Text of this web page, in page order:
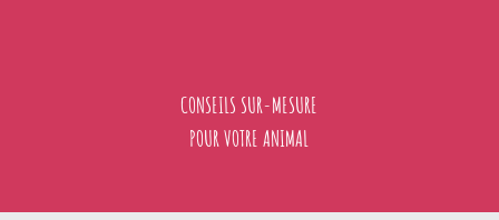
CONSEILS SUR-MESURE
POUR VOTRE ANIMAL